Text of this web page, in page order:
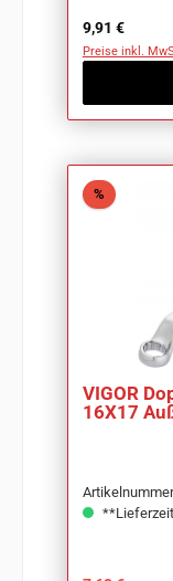
Regulärer
9,91 €
Preise inkl.
%Rabatt
VIGOR
16X17